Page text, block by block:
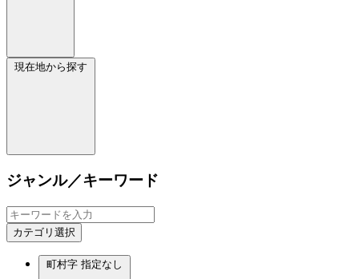
現在地から探す
ジャンル／キーワード
カテゴリ選択
町村字 指定なし